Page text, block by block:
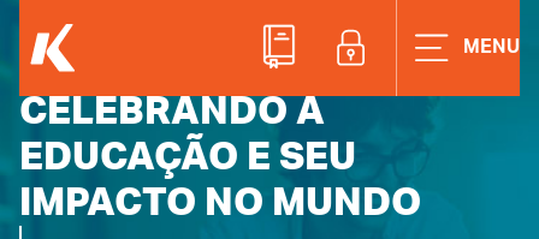
ACESSE AMENU
DIA DA ESCOLA:
CELEBRANDO A
EDUCAÇÃO E SEU
IMPACTO NO MUNDO